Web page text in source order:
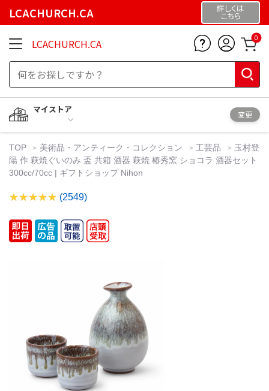
LCACHURCH.CA 詳しくは
こちら
LCACHURCH.CA 0
マイストア
変更
TOP 美術品・アンティーク・コレクション 工芸品
玉村登
陽 作 萩焼ぐいのみ 盃 共箱 酒器 萩焼 椿秀窯 ショコラ 酒器セット
300cc/70cc | ギフトショップ Nihon
(2549)